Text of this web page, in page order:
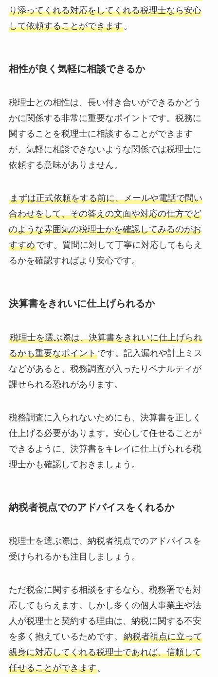
り添ってくれる対応をしてくれる税理士なら安心
して依頼することができます。
相性が良く気軽に相談できるか
税理士との相性は、長い付き合いができるかどう
かに関係する非常に重要なポイントです。税務に
関することを税理士に相談することができます
が、気軽に相談できないような関係では税理士に
依頼する意味がありません。
まずは正式依頼をする前に、メールや電話で問い
合わせをして、その答えの文面や対応の仕方でど
のような雰囲気の税理士かを確認してみるのがお
すすめです。質問に対して丁寧に対応してもらえ
るかを確認すればより安心です。
決算書をきれいに仕上げられるか
税理士を選ぶ際は、決算書をきれいに仕上げられ
るかも重要なポイントです。記入漏れや計上ミス
などがあると、税務調査が入ったりペナルティが
課せられる恐れがあります。
税務調査に入られないためにも、決算書を正しく
仕上げる必要があります。安心して任せることが
できるように、決算書をキレイに仕上げられる税
理士かも確認しておきましょう。
納税者視点でのアドバイスをくれるか
税理士を選ぶ際は、納税者視点でのアドバイスを
受けられるかも注目しましょう。
ただ税金に関する相談をするなら、税務署でも対
応してもらえます。しかし多くの個人事業主や法
人が税理士と契約する理由は、納税に関する不安
を多く抱えているためです。 納税者視点に立って
親身に対応してくれる税理士であれば、信頼して
任せることができます。